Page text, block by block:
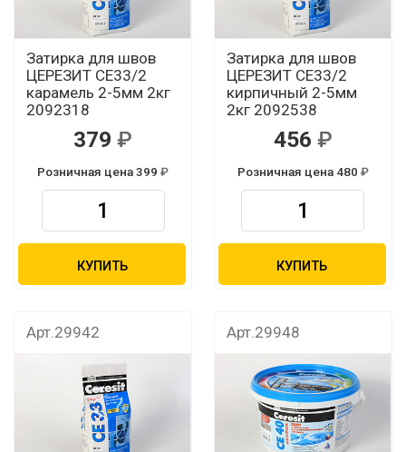
Затирка для швов
ЦЕРЕЗИТ CЕ33/2
карамель 2-5мм 2кг
2092318
379
Розничная цена 399
КУПИТЬ
Затирка для швов
ЦЕРЕЗИТ CЕ33/2
кирпичный 2-5мм
2кг 2092538
456
Розничная цена 480
КУПИТЬ
Арт.29942 Арт.29948